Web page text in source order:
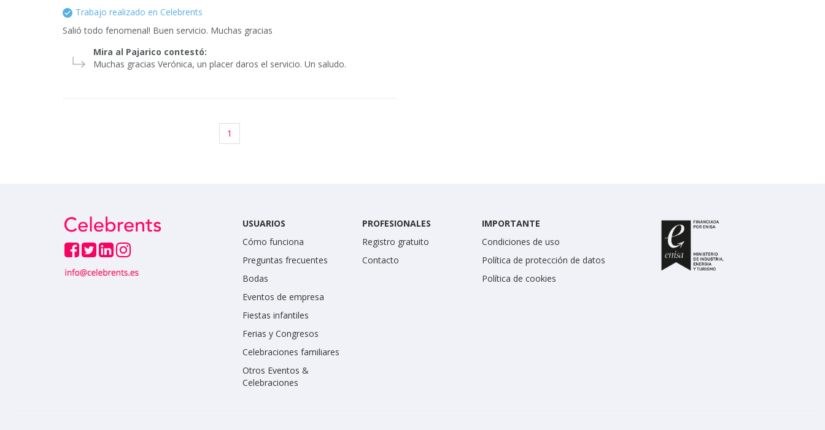
Trabajo realizado en Celebrents
Salió todo fenomenal! Buen servicio. Muchas gracias
Mira al Pajarico contestó:
Muchas gracias Verónica, un placer daros el servicio. Un saludo.
1
USUARIOS
Cómo funciona
Preguntas frecuentes
Bodas
Eventos de empresa
Fiestas infantiles
Ferias y Congresos
Celebraciones familiares
Otros Eventos &
Celebraciones
PROFESIONALES
Registro gratuito
Contacto
IMPORTANTE
Condiciones de uso
Política de protección de datos
Política de cookies